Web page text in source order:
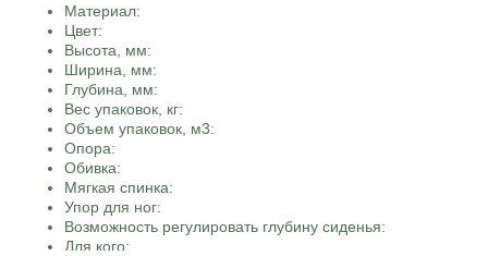
Материал:
Цвет:
Высота, мм:
Ширина, мм:
Глубина, мм:
Вес упаковок, кг:
Объем упаковок, м3:
Опора:
Обивка:
Мягкая спинка:
Упор для ног:
Возможность регулировать глубину сиденья:
Для кого: